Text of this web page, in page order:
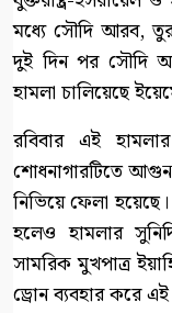
মধ্যে সৌদি আরব,
দুই দিন পর সৌদি
হামলা চালিয়েছে
রবিবার এই
শোধনাগারটিতে
নিভিয়ে ফেলা
হলেও হামলার
সামরিক মুখপাত্র
ড্রোন ব্যবহার করে